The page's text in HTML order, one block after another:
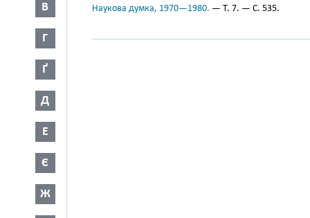
В
Г
Ґ
Д
Е
Є
Ж
Наукова думка, 1970—1980. — Т. 7. — С. 535.